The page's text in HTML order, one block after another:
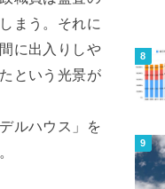
まう。それに
に出入りしや
という光景が
ルハウス」を